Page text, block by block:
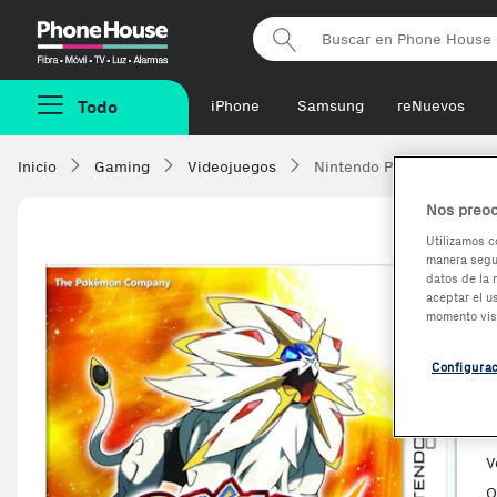
Phonehouse
Todo iPhone Samsung reNuevos
Inicio Gaming Videojuegos Nintendo Pokémon Sun,
Nos
Utilizamos
manera
datos de la
aceptar el
momento